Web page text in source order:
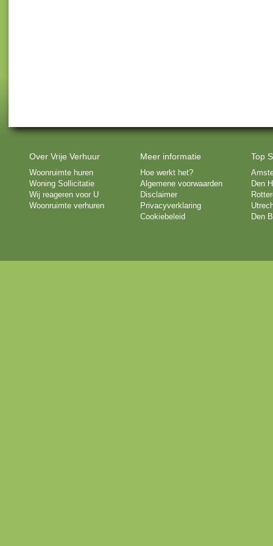
Over Vrije Verhuur
Woonruimte huren
Woning Sollicitatie
Wij reageren voor U
Woonruimte verhuren
Meer informatie
Hoe werkt het?
Algemene voorwaarden
Disclaimer
Privacyverklaring
Cookiebeleid
Top
Den
Den